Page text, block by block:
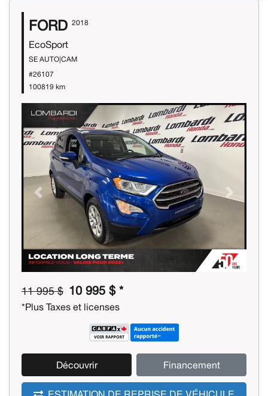
FORD 2018
EcoSport
SE AUTO|CAM
#26107
100819 km
Previous Next
11 995 $ 10 995 $ *
*Plus Taxes et licenses
Découvrir Financement